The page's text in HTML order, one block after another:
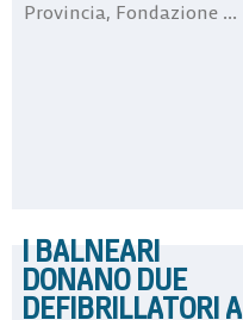
Provincia, Fondazione ...
I BALNEARI
DONANO DUE
DEFIBRILLATORI A